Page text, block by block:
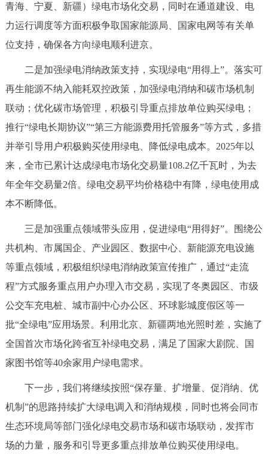
绿色北京 图说北京 视频北京
多语种
ENGLISH 한국어 日本語
DEUTSCH FRANÇAIS РУССКИЙ ЯЗЫК
ESPAÑOL العربية PORTUGUÊS
青海、宁夏、新疆）绿电市场化交易，同时在通道建设、电
力运行调度等方面积极争取国家能源局、国家电网等有关单
位支持，确保各方向绿电顺利进京。
二是加强绿电消纳政策支持，实现绿电“用得上”。落实可
再生能源不纳入能耗双控政策，加强绿电消纳和碳市场机制
联动；优化碳市场管理，积极引导重点排放单位购买绿电；
推行“绿电长期协议”“第三方能源费用托管服务”等方式，多措
并举引导用户积极购买使用绿电、降低绿电成本。2025年以
来，全市已累计达成绿电市场化交易量108.2亿千瓦时，为去
年全年交易量2倍。绿电交易平均价格稳中有降，绿电使用成
本不断降低。
三是加强重点领域带头应用，促进绿电“用得好”。围绕公
共机构、市属国企、产业园区、数据中心、新能源充电设施
等重点领域，积极组织绿电消纳政策宣传推广，通过“走流
程”方式服务重点用户办理入市交易，实现了冬奥园区、市级
公交车充电桩、城市副中心办公区、环球影城度假区等一
批“全绿电”应用场景。利用北京、新疆两地光照时差，实施了
全国首次市场化跨省互补绿电交易，满足了国家大剧院、国
家图书馆等40余家用户绿电需求。
下一步，我们将继续按照“保存量、扩增量、促消纳、优
机制”的思路持续扩大绿电调入和消纳规模，同时也将会同市
生态环境局等部门强化绿电交易市场和碳市场联动，发挥市
场的力量，服务和引导更多重点排放单位购买使用绿电。